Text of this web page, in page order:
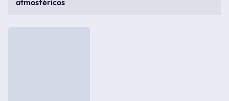
atmosféricos